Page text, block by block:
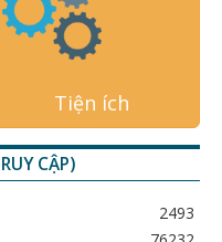
Tiện ích
CẬP)
2493